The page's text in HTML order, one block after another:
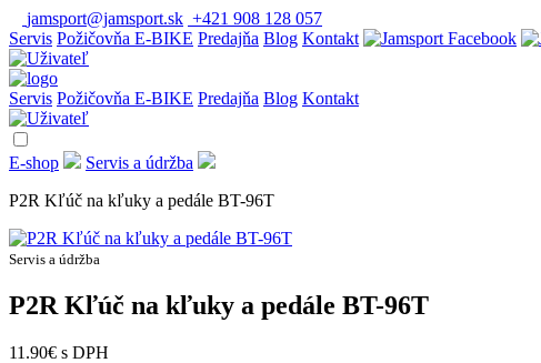
jamsport@jamsport.sk +421 908 128 057
Servis Požičovňa E-BIKE Predajňa Blog Kontakt
Servis Požičovňa E-BIKE Predajňa Blog Kontakt
E-shop
Servis a údržba
P2R Kľúč na kľuky a pedále BT-96T
Servis a údržba
P2R Kľúč na kľuky a pedále BT-96T
11.90€ s DPH